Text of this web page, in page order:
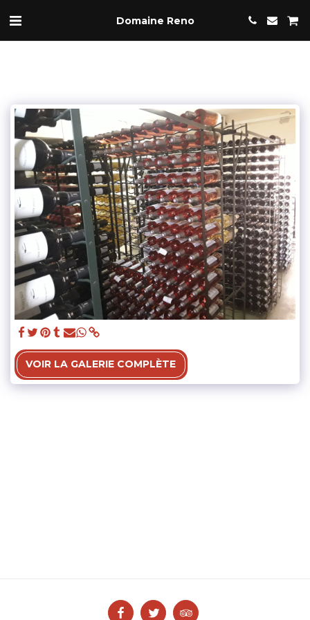
Domaine Reno
VOIR LA GALERIE COMPLÈTE